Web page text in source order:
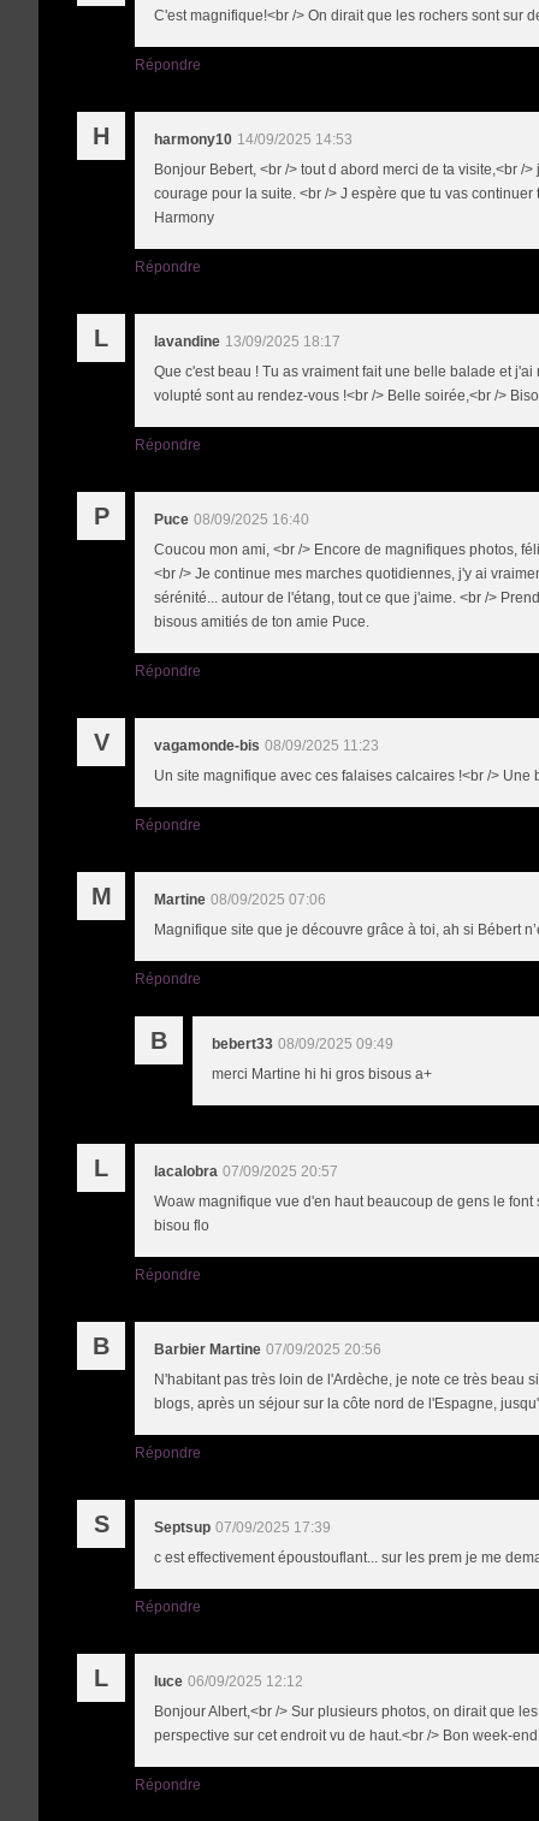
C'est magnifique!<br /> On dirait que les rochers sont sur
Répondre
H harmony10 14/09/2025 14:53
Bonjour Bebert, <br /> tout d abord merci de ta visite,<br /
courage pour la suite. <br /> J espère que tu vas
Harmony
Répondre
L lavandine 13/09/2025 18:17
Que c'est beau ! Tu as vraiment fait une belle balade et
volupté sont au rendez-vous !<br /> Belle soirée,<br />
Répondre
P Puce 08/09/2025 16:40
Coucou mon ami, <br /> Encore de magnifiques photos,
<br /> Je continue mes marches quotidiennes, j'y ai
sérénité... autour de l'étang, tout ce que j'aime. <br />
bisous amitiés de ton amie Puce.
Répondre
V vagamonde-bis 08/09/2025 11:23
Un site magnifique avec ces falaises calcaires !<br />
Répondre
M Martine 08/09/2025 07:06
Magnifique site que je découvre grâce à toi, ah si Bébert
Répondre
B bebert33 08/09/2025 09:49
merci Martine hi hi gros bisous a+
L lacalobra 07/09/2025 20:57
Woaw magnifique vue d'en haut beaucoup de gens le
bisou flo
Répondre
B Barbier Martine 07/09/2025 20:56
N'habitant pas très loin de l'Ardèche, je note ce très beau
blogs, après un séjour sur la côte nord de l'Espagne,
Répondre
S Septsup 07/09/2025 17:39
c est effectivement époustouflant... sur les prem je me
Répondre
L luce 06/09/2025 12:12
Bonjour Albert,<br /> Sur plusieurs photos, on dirait que
perspective sur cet endroit vu de haut.<br /> Bon week-end
Répondre